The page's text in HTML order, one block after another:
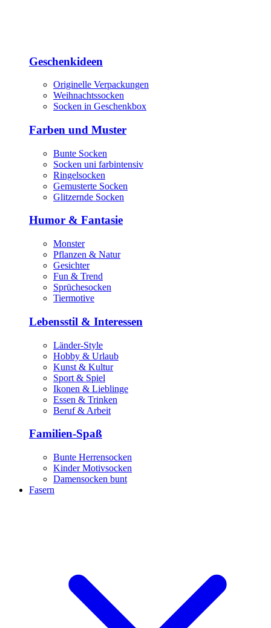
Geschenkideen
Originelle Verpackungen
Weihnachtssocken
Socken in Geschenkbox
Farben und Muster
Bunte Socken
Socken uni farbintensiv
Ringelsocken
Gemusterte Socken
Glitzernde Socken
Humor & Fantasie
Monster
Pflanzen & Natur
Gesichter
Fun & Trend
Sprüchesocken
Tiermotive
Lebensstil & Interessen
Länder-Style
Hobby & Urlaub
Kunst & Kultur
Sport & Spiel
Ikonen & Lieblinge
Essen & Trinken
Beruf & Arbeit
Familien-Spaß
Bunte Herrensocken
Kinder Motivsocken
Damensocken bunt
Fasern